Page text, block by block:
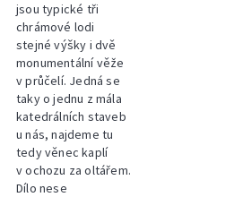
jsou typické tři
chrámové lodi
stejné výšky i dvě
monumentální věže
v průčelí. Jedná se
taky o jednu z mála
katedrálních staveb
u nás, najdeme tu
tedy věnec kaplí
v ochozu za oltářem.
Dílo nese